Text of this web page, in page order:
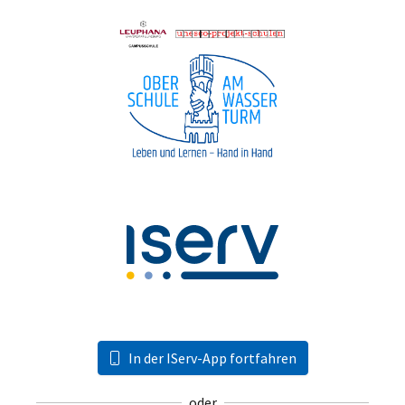
In der IServ-App fortfahren